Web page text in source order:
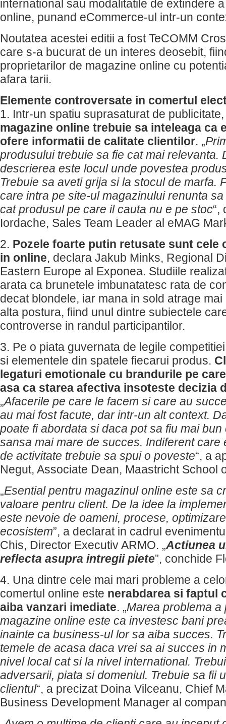
international sau modalitatile de extindere
online, punand eCommerce-ul intr-un
Noutatea acestei editii a fost TeCOMM
care s-a bucurat de un interes deosebit,
proprietarilor de magazine online cu
afara tarii.
Elemente controversate in comertul
1. Intr-un spatiu suprasaturat de
magazine online trebuie sa inteleaga ca
ofere informatii de calitate clientilor. „
produsului trebuie sa fie cat mai relevanta.
descrierea este locul unde povestea
Trebuie sa aveti grija si la stocul de marfa.
care intra pe site-ul magazinului renunta
cat produsul pe care il cauta nu e pe stoc“,
Iordache, Sales Team Leader al eMAG
2. Pozele foarte putin retusate sunt cele
in online, declara Jakub Minks, Regional
Eastern Europe al Exponea. Studiile
arata ca brunetele imbunatatesc rata de
decat blondele, iar mana in sold atrage
alta postura, fiind unul dintre subiectele
controverse in randul participantilor.
3. Pe o piata guvernata de legile
si elementele din spatele fiecarui produs.
legaturi emotionale cu brandurile pe
asa ca starea afectiva insoteste decizia
„Afacerile pe care le facem si care au
au mai fost facute, dar intr-un alt context.
poate fi abordata si daca pot sa fiu mai bun
sansa mai mare de succes. Indiferent care
de activitate trebuie sa spui o poveste“, a
Negut, Associate Dean, Maastricht School
„Esential pentru magazinul online este sa
valoare pentru client. De la idee la
este nevoie de oameni, procese,
ecosistem”, a declarat in cadrul
Chis, Director Executiv ARMO. „Actiunea
reflecta asupra intregii piete”, conchide
4. Una dintre cele mai mari probleme a
comertul online este nerabdarea si faptul
aiba vanzari imediate. „Marea problema
magazine online este ca investesc bani
inainte ca business-ul lor sa aiba succes.
temele de acasa daca vrei sa ai succes in
nivel local cat si la nivel international.
adversarii, piata si domeniul. Trebuie sa fii
clientul“, a precizat Doina Vilceanu, Chief
Business Development Manager al